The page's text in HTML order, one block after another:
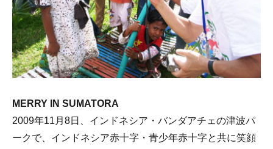
MERRY IN SUMATORA
2009年11月8日、インドネシア・バンダアチェの津波パ
ークで、インドネシア赤十字・青少年赤十字と共に笑顔